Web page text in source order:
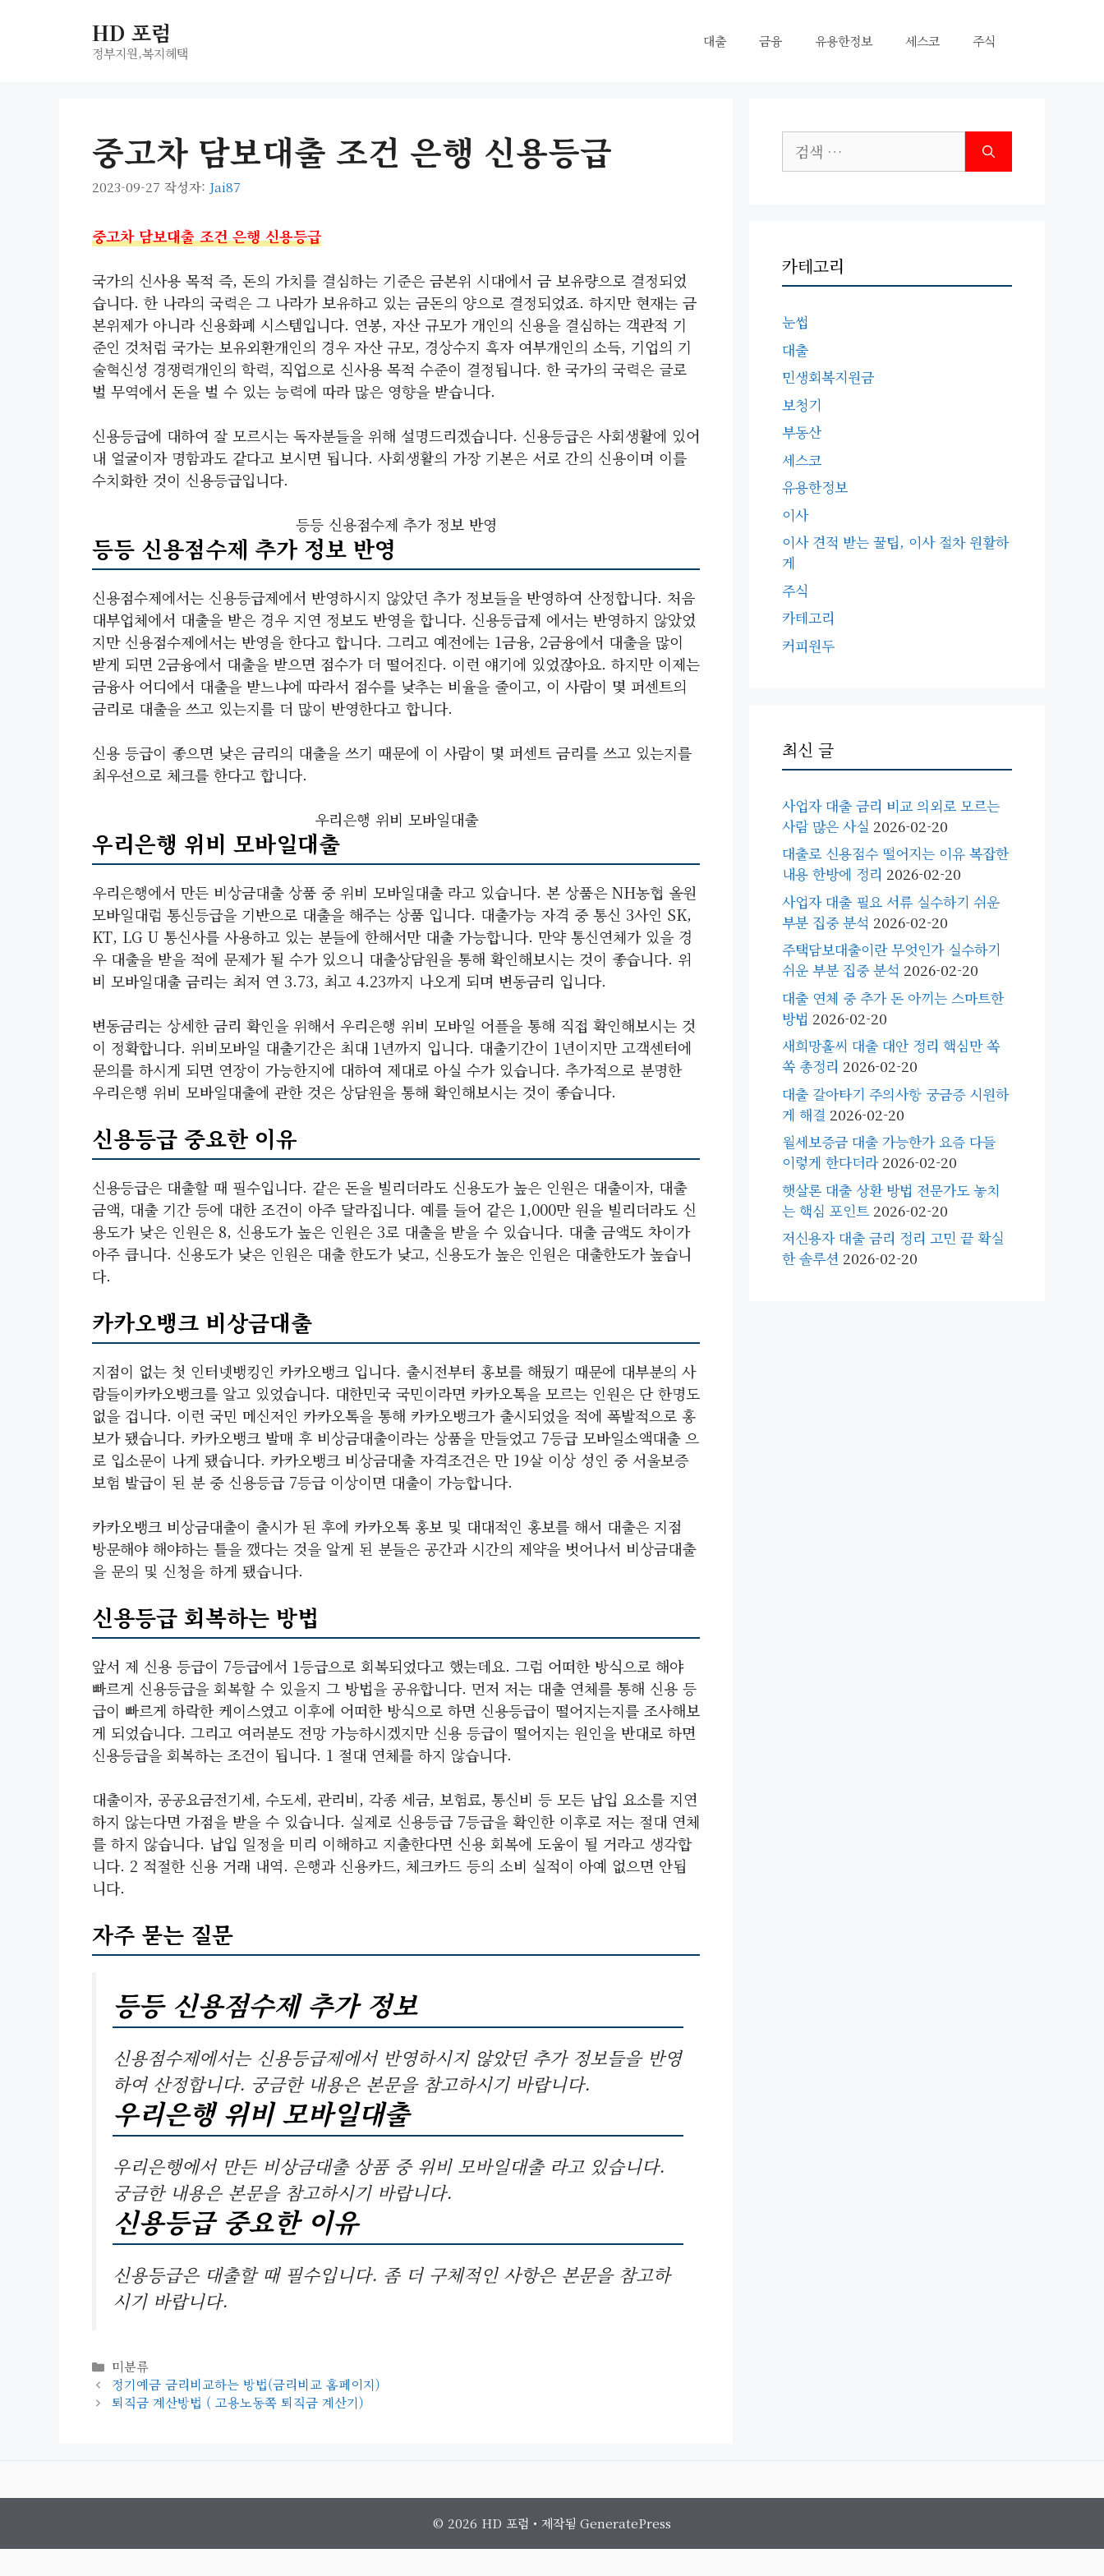
HD 포럼
정부지원,복지헤택
대출 금융 유용한정보 세스코 주식
중고차 담보대출 조건 은행 신용등급
2023-09-27 작성자: Jai87
중고차 담보대출 조건 은행 신용등급
국가의 신사용 목적 즉, 돈의 가치를 결심하는 기준은 금본위 시대에서 금 보유량으로 결정되었
습니다. 한 나라의 국력은 그 나라가 보유하고 있는 금돈의 양으로 결정되었죠. 하지만 현재는 금
본위제가 아니라 신용화폐 시스템입니다. 연봉, 자산 규모가 개인의 신용을 결심하는 객관적 기
준인 것처럼 국가는 보유외환개인의 경우 자산 규모, 경상수지 흑자 여부개인의 소득, 기업의 기
술혁신성 경쟁력개인의 학력, 직업으로 신사용 목적 수준이 결정됩니다. 한 국가의 국력은 글로
벌 무역에서 돈을 벌 수 있는 능력에 따라 많은 영향을 받습니다.
신용등급에 대하여 잘 모르시는 독자분들을 위해 설명드리겠습니다. 신용등급은 사회생활에 있어
내 얼굴이자 명함과도 같다고 보시면 됩니다. 사회생활의 가장 기본은 서로 간의 신용이며 이를
수치화한 것이 신용등급입니다.
등등 신용점수제 추가 정보 반영
등등 신용점수제 추가 정보 반영
신용점수제에서는 신용등급제에서 반영하시지 않았던 추가 정보들을 반영하여 산정합니다. 처음
대부업체에서 대출을 받은 경우 지연 정보도 반영을 합니다. 신용등급제 에서는 반영하지 않았었
지만 신용점수제에서는 반영을 한다고 합니다. 그리고 예전에는 1금융, 2금융에서 대출을 많이
받게 되면 2금융에서 대출을 받으면 점수가 더 떨어진다. 이런 얘기에 있었잖아요. 하지만 이제는
금융사 어디에서 대출을 받느냐에 따라서 점수를 낮추는 비율을 줄이고, 이 사람이 몇 퍼센트의
금리로 대출을 쓰고 있는지를 더 많이 반영한다고 합니다.
신용 등급이 좋으면 낮은 금리의 대출을 쓰기 때문에 이 사람이 몇 퍼센트 금리를 쓰고 있는지를
최우선으로 체크를 한다고 합니다.
우리은행 위비 모바일대출
우리은행 위비 모바일대출
우리은행에서 만든 비상금대출 상품 중 위비 모바일대출 라고 있습니다. 본 상품은 NH농협 올원
모바일대럼 통신등급을 기반으로 대출을 해주는 상품 입니다. 대출가능 자격 중 통신 3사인 SK,
KT, LG U 통신사를 사용하고 있는 분들에 한해서만 대출 가능합니다. 만약 통신연체가 있을 경
우 대출을 받을 적에 문제가 될 수가 있으니 대출상담원을 통해 확인해보시는 것이 좋습니다. 위
비 모바일대출 금리는 최저 연 3.73, 최고 4.23까지 나오게 되며 변동금리 입니다.
변동금리는 상세한 금리 확인을 위해서 우리은행 위비 모바일 어플을 통해 직접 확인해보시는 것
이 정확합니다. 위비모바일 대출기간은 최대 1년까지 입니다. 대출기간이 1년이지만 고객센터에
문의를 하시게 되면 연장이 가능한지에 대하여 제대로 아실 수가 있습니다. 추가적으로 분명한
우리은행 위비 모바일대출에 관한 것은 상담원을 통해 확인해보시는 것이 좋습니다.
신용등급 중요한 이유
신용등급은 대출할 때 필수입니다. 같은 돈을 빌리더라도 신용도가 높은 인원은 대출이자, 대출
금액, 대출 기간 등에 대한 조건이 아주 달라집니다. 예를 들어 같은 1,000만 원을 빌리더라도 신
용도가 낮은 인원은 8, 신용도가 높은 인원은 3로 대출을 받을 수 있습니다. 대출 금액도 차이가
아주 큽니다. 신용도가 낮은 인원은 대출 한도가 낮고, 신용도가 높은 인원은 대출한도가 높습니
다.
카카오뱅크 비상금대출
지점이 없는 첫 인터넷뱅킹인 카카오뱅크 입니다. 출시전부터 홍보를 해뒀기 때문에 대부분의 사
람들이카카오뱅크를 알고 있었습니다. 대한민국 국민이라면 카카오톡을 모르는 인원은 단 한명도
없을 겁니다. 이런 국민 메신저인 카카오톡을 통해 카카오뱅크가 출시되었을 적에 폭발적으로 홍
보가 됐습니다. 카카오뱅크 발매 후 비상금대출이라는 상품을 만들었고 7등급 모바일소액대출 으
로 입소문이 나게 됐습니다. 카카오뱅크 비상금대출 자격조건은 만 19살 이상 성인 중 서울보증
보험 발급이 된 분 중 신용등급 7등급 이상이면 대출이 가능합니다.
카카오뱅크 비상금대출이 출시가 된 후에 카카오톡 홍보 및 대대적인 홍보를 해서 대출은 지점
방문해야 해야하는 틀을 깼다는 것을 알게 된 분들은 공간과 시간의 제약을 벗어나서 비상금대출
을 문의 및 신청을 하게 됐습니다.
신용등급 회복하는 방법
앞서 제 신용 등급이 7등급에서 1등급으로 회복되었다고 했는데요. 그럼 어떠한 방식으로 해야
빠르게 신용등급을 회복할 수 있을지 그 방법을 공유합니다. 먼저 저는 대출 연체를 통해 신용 등
급이 빠르게 하락한 케이스였고 이후에 어떠한 방식으로 하면 신용등급이 떨어지는지를 조사해보
게 되었습니다. 그리고 여러분도 전망 가능하시겠지만 신용 등급이 떨어지는 원인을 반대로 하면
신용등급을 회복하는 조건이 됩니다. 1 절대 연체를 하지 않습니다.
대출이자, 공공요금전기세, 수도세, 관리비, 각종 세금, 보험료, 통신비 등 모든 납입 요소를 지연
하지 않는다면 가점을 받을 수 있습니다. 실제로 신용등급 7등급을 확인한 이후로 저는 절대 연체
를 하지 않습니다. 납입 일정을 미리 이해하고 지출한다면 신용 회복에 도움이 될 거라고 생각합
니다. 2 적절한 신용 거래 내역. 은행과 신용카드, 체크카드 등의 소비 실적이 아예 없으면 안됩
니다.
자주 묻는 질문
등등 신용점수제 추가 정보
신용점수제에서는 신용등급제에서 반영하시지 않았던 추가 정보들을 반영
하여 산정합니다. 궁금한 내용은 본문을 참고하시기 바랍니다.
우리은행 위비 모바일대출
우리은행에서 만든 비상금대출 상품 중 위비 모바일대출 라고 있습니다.
궁금한 내용은 본문을 참고하시기 바랍니다.
신용등급 중요한 이유
신용등급은 대출할 때 필수입니다. 좀 더 구체적인 사항은 본문을 참고하
시기 바랍니다.
카
테
고
미분류
정기예금 금리비교하는 방법(금리비교 홈페이지)
퇴직금 계산방법 ( 고용노동쪽 퇴직금 계산기)
색:
카테고리
눈썹
대출
민생회복지원금
보청기
부동산
세스코
유용한정보
이사
이사 견적 받는 꿀팁, 이사 절차 원활하
게
주식
카테고리
커피원두
최신 글
사업자 대출 금리 비교 의외로 모르는
사람 많은 사실 2026-02-20
대출로 신용점수 떨어지는 이유 복잡한
내용 한방에 정리 2026-02-20
사업자 대출 필요 서류 실수하기 쉬운
부분 집중 분석 2026-02-20
주택담보대출이란 무엇인가 실수하기
쉬운 부분 집중 분석 2026-02-20
대출 연체 중 추가 돈 아끼는 스마트한
방법 2026-02-20
새희망홀씨 대출 대안 정리 핵심만 쏙
쏙 총정리 2026-02-20
대출 갈아타기 주의사항 궁금증 시원하
게 해결 2026-02-20
월세보증금 대출 가능한가 요즘 다들
이렇게 한다더라 2026-02-20
햇살론 대출 상환 방법 전문가도 놓치
는 핵심 포인트 2026-02-20
저신용자 대출 금리 정리 고민 끝 확실
한 솔루션 2026-02-20
© 2026 HD 포럼 • 제작됨 GeneratePress